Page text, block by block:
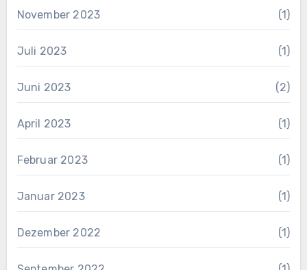
November 2023 (1)
Juli 2023 (1)
Juni 2023 (2)
April 2023 (1)
Februar 2023 (1)
Januar 2023 (1)
Dezember 2022 (1)